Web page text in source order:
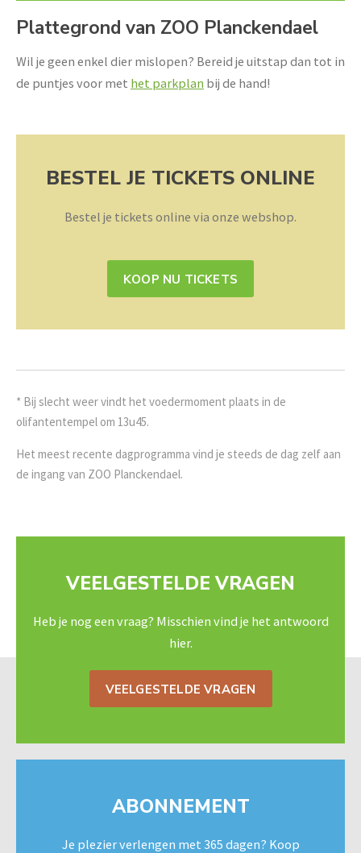
Plattegrond van ZOO Planckendael
Wil je geen enkel dier mislopen? Bereid je uitstap dan tot in
de puntjes voor met het parkplan bij de hand!
BESTEL JE TICKETS ONLINE
Bestel je tickets online via onze webshop.
KOOP NU TICKETS
* Bij slecht weer vindt het voedermoment plaats in de
olifantentempel om 13u45.
Het meest recente dagprogramma vind je steeds de dag zelf aan
de ingang van ZOO Planckendael.
VEELGESTELDE VRAGEN
Heb je nog een vraag? Misschien vind je het antwoord
hier.
VEELGESTELDE VRAGEN
ABONNEMENT
Je plezier verlengen met 365 dagen? Koop